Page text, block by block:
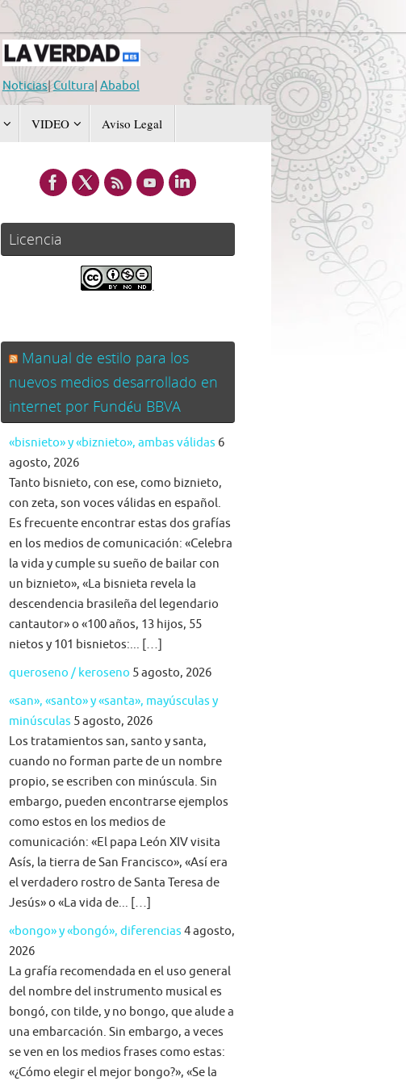
Noticias|Cultura| Ababol
VIDEO Aviso Legal
Licencia
.
Manual de estilo para los
nuevos medios desarrollado en
internet por Fundéu BBVA
«bisnieto» y «biznieto», ambas válidas 6
agosto, 2026
Tanto bisnieto, con ese, como biznieto,
con zeta, son voces válidas en español.
Es frecuente encontrar estas dos grafías
en los medios de comunicación: «Celebra
la vida y cumple su sueño de bailar con
un biznieto», «La bisnieta revela la
descendencia brasileña del legendario
cantautor» o «100 años, 13 hijos, 55
nietos y 101 bisnietos:... […]
queroseno / keroseno 5 agosto, 2026
«san», «santo» y «santa», mayúsculas y
minúsculas 5 agosto, 2026
Los tratamientos san, santo y santa,
cuando no forman parte de un nombre
propio, se escriben con minúscula. Sin
embargo, pueden encontrarse ejemplos
como estos en los medios de
comunicación: «El papa León XIV visita
Asís, la tierra de San Francisco», «Así era
el verdadero rostro de Santa Teresa de
Jesús» o «La vida de... […]
«bongo» y «bongó», diferencias 4 agosto,
2026
La grafía recomendada en el uso general
del nombre del instrumento musical es
bongó, con tilde, y no bongo, que alude a
una embarcación. Sin embargo, a veces
se ven en los medios frases como estas:
«¿Cómo elegir el mejor bongo?», «Se la